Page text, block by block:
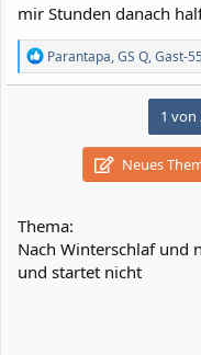
mir Stunden danach
R
e
a
:
Parantapa,GS Q,Gast-
1 von
Neues
Thema:
Nach Winterschlaf und
und startet nicht